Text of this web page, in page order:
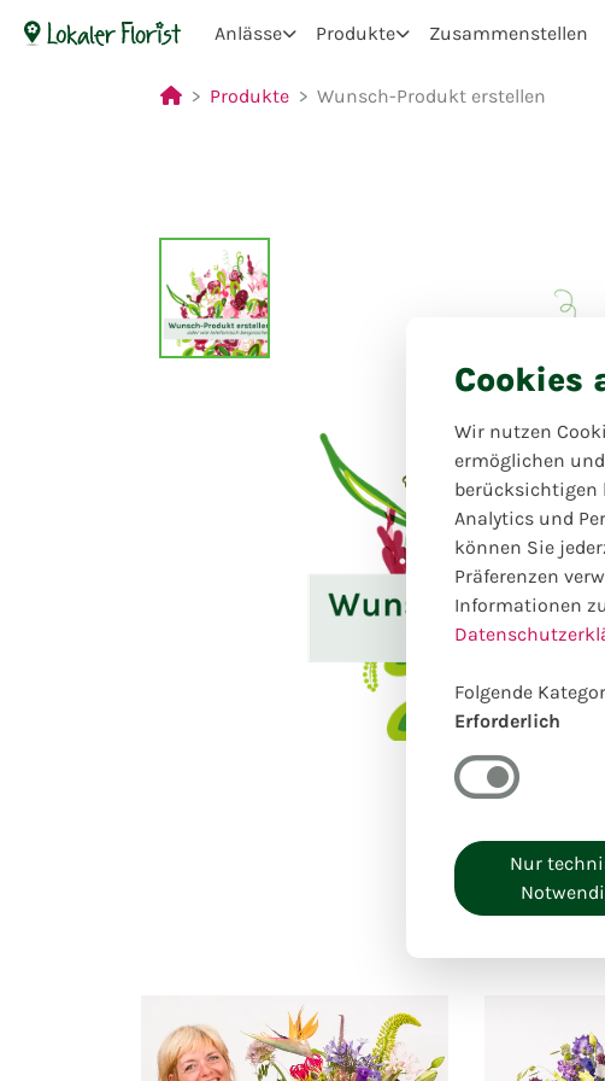
Anlässe Produkte Zusammenstellen
Produkte Wunsch-Produkt erstellen
Cookies
Wir nutzen
ermöglichen
berücksichtigen
Analytics und
können Sie
Präferenzen
Informationen
Folgende
Erforderlich
Nur